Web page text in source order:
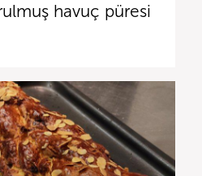
havuç püresi